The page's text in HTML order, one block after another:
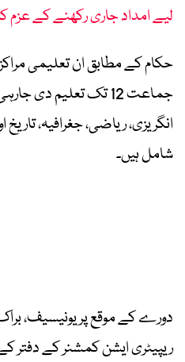
لیے امداد جاری رکھنے کے عزم
حکام کے مطابق ان تعلیمی
جماعت 12 تک تعلیم دی
شامل ہیں۔
دورے کے موقع پر یونیسیف،
ریپیٹری ایشن کمشنر کے دفتر